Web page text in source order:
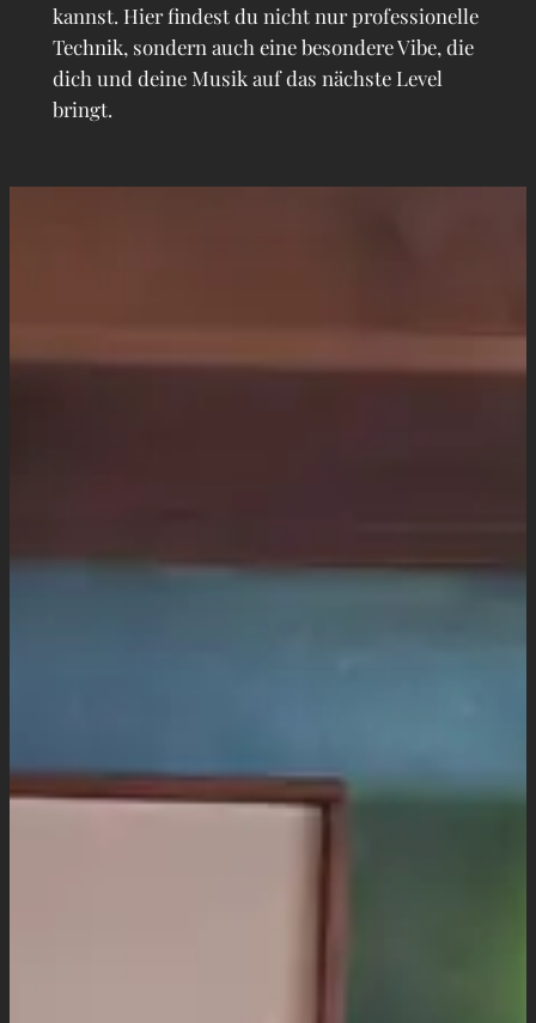
kannst. Hier findest du nicht nur professionelle
Technik, sondern auch eine besondere Vibe, die
dich und deine Musik auf das nächste Level
bringt.